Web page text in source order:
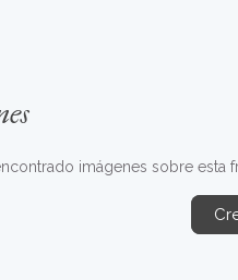
imágenes sobre esta